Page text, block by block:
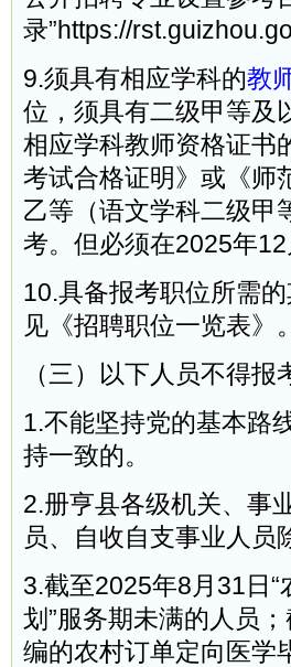
录”https://
9.须具有相应学科的教
位，须具有二级甲等及
相应学科教师资格证书
考试合格证明》或《师
乙等（语文学科二级甲
考。但必须在2025年
10.具备报考职位所需
见《招聘职位一览表》。
（三）以下人员不得报
1.不能坚持党的基本路
持一致的。
2.册亨县各级机关、事
员、自收自支事业人员
3.截至2025年8月31日
划”服务期未满的人员
编的农村订单定向医学